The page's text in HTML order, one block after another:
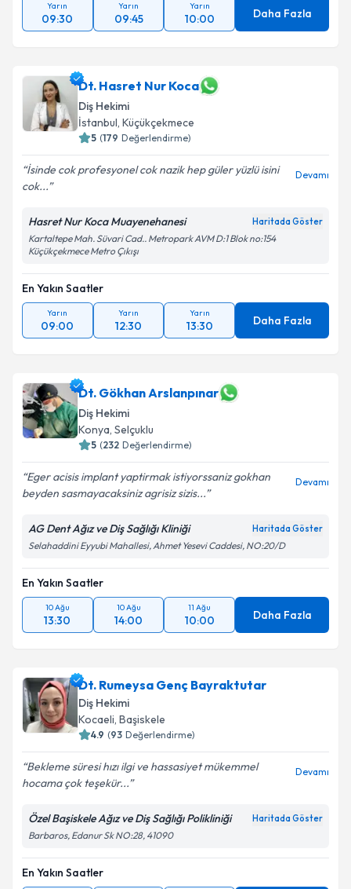
Yarın
09:30
Yarın
09:45
Yarın
10:00 Daha Fazla
Dt. Hasret Nur Koca
Diş Hekimi
İstanbul, Küçükçekmece
5 (179 Değerlendirme)
İsinde cok profesyonel cok nazik hep güler yüzlü isini
cok...
Devamı
Hasret Nur Koca Muayenehanesi Haritada Göster
Kartaltepe Mah. Süvari Cad.. Metropark AVM D:1 Blok no:154
Küçükçekmece Metro Çıkışı
En Yakın Saatler
Yarın
09:00
Yarın
12:30
Yarın
13:30 Daha Fazla
Dt. Gökhan Arslanpınar
Diş Hekimi
Konya, Selçuklu
5 (232 Değerlendirme)
Eger acisis implant yaptirmak istiyorssaniz gokhan
beyden sasmayacaksiniz agrisiz sizis...
Devamı
AG Dent Ağız ve Diş Sağlığı Kliniği Haritada Göster
Selahaddini Eyyubi Mahallesi, Ahmet Yesevi Caddesi, NO:20/D
En Yakın Saatler
10 Ağu
13:30
10 Ağu
14:00
11 Ağu
10:00 Daha Fazla
Dt. Rumeysa Genç Bayraktutar
Diş Hekimi
Kocaeli, Başiskele
4.9 (93 Değerlendirme)
Bekleme süresi hızı ilgi ve hassasiyet mükemmel
hocama çok teşekür...
Devamı
Özel Başiskele Ağız ve Diş Sağlığı Polikliniği Haritada Göster
Barbaros, Edanur Sk NO:28, 41090
En Yakın Saatler